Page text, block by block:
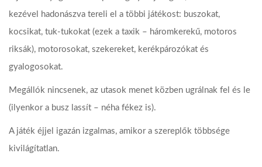
kezével hadonászva tereli el a többi játékost: buszokat,
kocsikat, tuk-tukokat (ezek a taxik – háromkerekű, motoros
riksák), motorosokat, szekereket, kerékpározókat és
gyalogosokat.
Megállók nincsenek, az utasok menet közben ugrálnak fel és le
(ilyenkor a busz lassít – néha fékez is).
A játék éjjel igazán izgalmas, amikor a szereplők többsége
kivilágítatlan.